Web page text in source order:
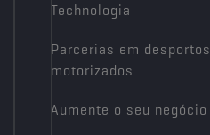
Technologia
Parcerias em desportos
motorizados
Aumente o seu negócio